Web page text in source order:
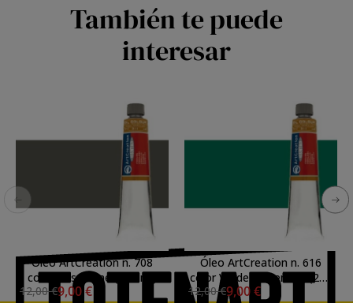
También te puede
interesar
Óleo ArtCreation n. 708
color Gris Payne (200 ml)
12,00 €9,00 €
Óleo ArtCreation n. 616
color Verde esmeralda (200
ml)
12,00 €9,00 €